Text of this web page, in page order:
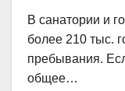
В санатории и
более 210 тыс.
пребывания.
общее…